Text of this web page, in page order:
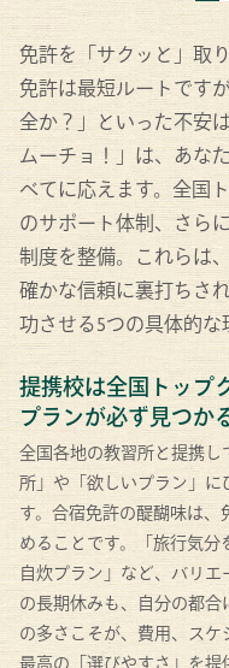
免許を「サクッと」取
免許は最短ルートです
全か？」といった不安
ムーチョ！」は、あな
べてに応えます。全国
のサポート体制、さら
制度を整備。これらは
確かな信頼に裏打ちさ
功させる5つの具体的な
提携校は全国トップ
プランが必ず見つか
全国各地の教習所と提携
所」や「欲しいプラン」に
す。合宿免許の醍醐味は
めることです。「旅行気
自炊プラン」など、バリ
の長期休みも、自分の都
の多さこそが、費用、ス
最高の「選びやすさ」を提